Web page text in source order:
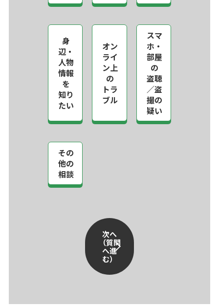
身
辺・
人物
情報
を
知り
たい
オン
ライ
ン上
の
トラ
ブル
スマ
ホ・
部屋
の
盗聴
／盗
撮の
疑い
その
他の
相談
次へ
（質問
へ進
む）